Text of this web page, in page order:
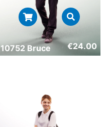
10752 Bruce €24.00